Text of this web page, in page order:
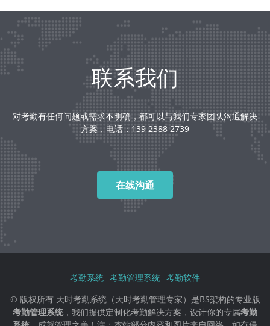
联系我们
对考勤有任何问题或需求不明确，都可以与我们专家团队沟通解决
方案，电话：139 2388 2739
在线沟通
考勤系统 考勤管理系统 考勤软件
© 版权所有 天时考勤系统（天时考勤管理专家）是BS架构的专业版
考勤管理系统，我们提供定制化考勤解决方案，设计你的专属考勤